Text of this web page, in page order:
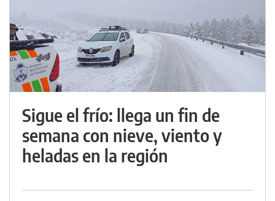
Sigue el frío: llega un fin de
semana con nieve, viento y
heladas en la región